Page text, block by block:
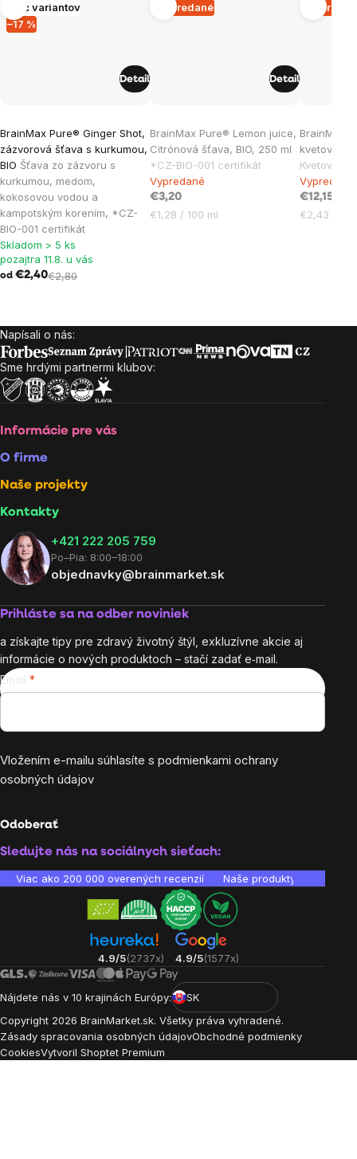
–17 %
Viac variantov
BrainMax Pure® Ginger Shot,
zázvorová šťava s kurkumou,
BIO Šťava zo zázvoru s
kurkumou, medom,
kokosovou vodou a
kampotským korením, *CZ-
BIO-001 certifikát
hodnotenie
produktu
je
5,0
z
5
hviezdičiek.
Skladom > 5 ks
pozajtra 11.8. u vás
od €2,40€2,80
Detail
Vypredané
BrainMax Pure® Lemon juice,
Citrónová šťava, BIO, 250 ml
*CZ-BIO-001 certifikát
Vypredané
€3,20
Jednotková
€1,28 / 100 ml
Detail
BrainMax
kvetový
Kvetový
Vypredané
€12,15
Jednotková
€2,43 /
Zápätie
Napísali o nás:
Sme hrdými partnermi klubov:
Informácie pre vás
O firme
Naše projekty
Kontakty
+421 222 205 759
Po–Pia: 8:00–18:00
objednavky@brainmarket.sk
Prihláste sa na odber noviniek
a získajte tipy pre zdravý životný štýl, exkluzívne akcie aj
informácie o nových produktoch – stačí zadať e‑mail.
Email
Vložením e-mailu súhlasíte s podmienkami ochrany
osobných údajov
Odoberať
Sledujte nás na sociálnych sieťach:
Viac ako 200 000 overených recenzií Naše produkty sú
4.9/5(2737x) 4.9/5(1577x)
Nájdete nás v 10 krajinách Európy:
SK
Copyright 2026 BrainMarket.sk. Všetky práva vyhradené.
Zásady spracovania osobných údajovObchodné podmienky
CookiesVytvoril Shoptet Premium